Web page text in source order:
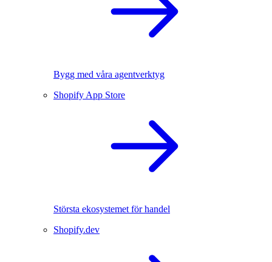
Bygg med våra agentverktyg
Shopify App Store
Största ekosystemet för handel
Shopify.dev